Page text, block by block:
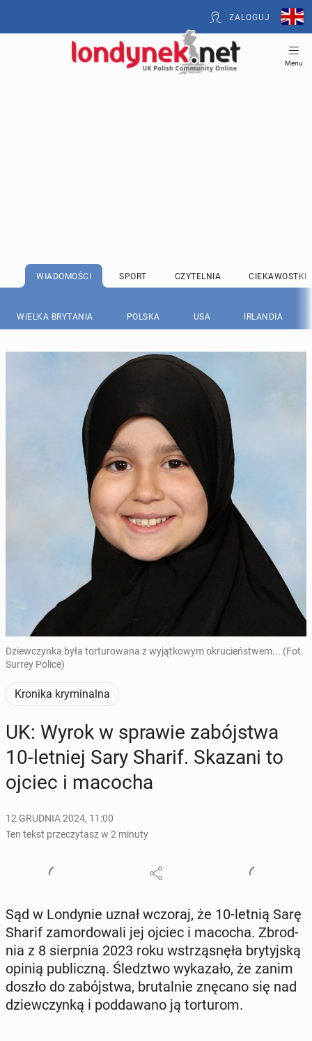
ZALOGUJ
Menu
WIADOMOŚCI SPORT CZYTELNIA CIEKAWOSTKI
WIELKA BRYTANIA POLSKA USA IRLANDIA
Dziewczynka była torturowana z wyjątkowym okrucieństwem... (Fot.
Surrey Police)
Kronika kryminalna
UK: Wyrok w sprawie za­bój­stwa
10-letniej Sary Sharif. Skazani to
ojciec i macocha
12 GRUDNIA 2024, 11:00
Ten tekst przeczytasz w 2 minuty
Sąd w Lon­dy­nie uznał wczoraj, że 10-letnią Sarę
Sharif za­mor­do­wa­li jej ojciec i macocha. Zbrod­
nia z 8 sierp­nia 2023 roku wstrzą­snę­ła bry­tyj­ską
opinią pu­blicz­ną. Śledz­two wy­ka­za­ło, że zanim
doszło do za­bój­stwa, bru­tal­nie znęcano się nad
dziew­czyn­ką i pod­da­wa­no ją tor­tu­rom.